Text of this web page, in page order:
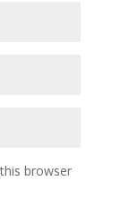
browser